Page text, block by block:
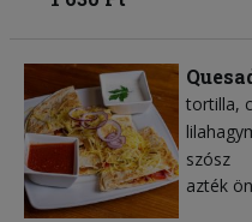
tortilla
szósz
azték